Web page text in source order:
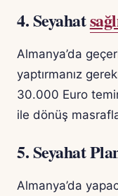
4. Seyahat
Almanya’da
yaptırmanız
30.000 Euro
ile dönüş
5. Seyahat
Almanya’da